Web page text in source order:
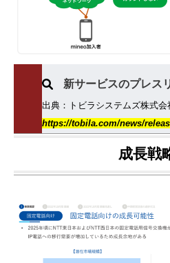
新サービスのプレス
出典：トビラシステムズ株式会
https://tobila.com/news/
成長戦